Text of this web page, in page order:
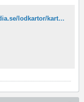
http://www.melicamedia.se/lodkartor/kartor/640873128461.pdf